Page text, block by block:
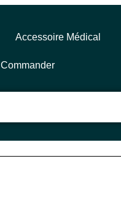
Accessoire Médical
Commander